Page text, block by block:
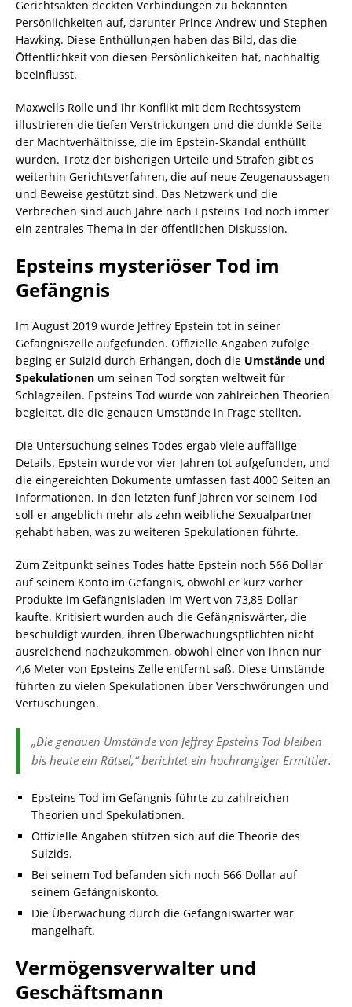
Gerichtsakten deckten Verbindungen zu bekannten
Persönlichkeiten auf, darunter Prince Andrew und Stephen
Hawking. Diese Enthüllungen haben das Bild, das die
Öffentlichkeit von diesen Persönlichkeiten hat, nachhaltig
beeinflusst.
Maxwells Rolle und ihr Konflikt mit dem Rechtssystem
illustrieren die tiefen Verstrickungen und die dunkle Seite
der Machtverhältnisse, die im Epstein-Skandal enthüllt
wurden. Trotz der bisherigen Urteile und Strafen gibt es
weiterhin Gerichtsverfahren, die auf neue Zeugenaussagen
und Beweise gestützt sind. Das Netzwerk und die
Verbrechen sind auch Jahre nach Epsteins Tod noch immer
ein zentrales Thema in der öffentlichen Diskussion.
Epsteins mysteriöser Tod im
Gefängnis
Im August 2019 wurde Jeffrey Epstein tot in seiner
Gefängniszelle aufgefunden. Offizielle Angaben zufolge
beging er Suizid durch Erhängen, doch die Umstände und
Spekulationen um seinen Tod sorgten weltweit für
Schlagzeilen. Epsteins Tod wurde von zahlreichen Theorien
begleitet, die die genauen Umstände in Frage stellten.
Die Untersuchung seines Todes ergab viele auffällige
Details. Epstein wurde vor vier Jahren tot aufgefunden, und
die eingereichten Dokumente umfassen fast 4000 Seiten an
Informationen. In den letzten fünf Jahren vor seinem Tod
soll er angeblich mehr als zehn weibliche Sexualpartner
gehabt haben, was zu weiteren Spekulationen führte.
Zum Zeitpunkt seines Todes hatte Epstein noch 566 Dollar
auf seinem Konto im Gefängnis, obwohl er kurz vorher
Produkte im Gefängnisladen im Wert von 73,85 Dollar
kaufte. Kritisiert wurden auch die Gefängniswärter, die
beschuldigt wurden, ihren Überwachungspflichten nicht
ausreichend nachzukommen, obwohl einer von ihnen nur
4,6 Meter von Epsteins Zelle entfernt saß. Diese Umstände
führten zu vielen Spekulationen über Verschwörungen und
Vertuschungen.
„Die genauen Umstände von Jeffrey Epsteins Tod bleiben
bis heute ein Rätsel,“ berichtet ein hochrangiger Ermittler.
Epsteins Tod im Gefängnis führte zu zahlreichen
Theorien und Spekulationen.
Offizielle Angaben stützen sich auf die Theorie des
Suizids.
Bei seinem Tod befanden sich noch 566 Dollar auf
seinem Gefängniskonto.
Die Überwachung durch die Gefängniswärter war
mangelhaft.
Vermögensverwalter und
Geschäftsmann